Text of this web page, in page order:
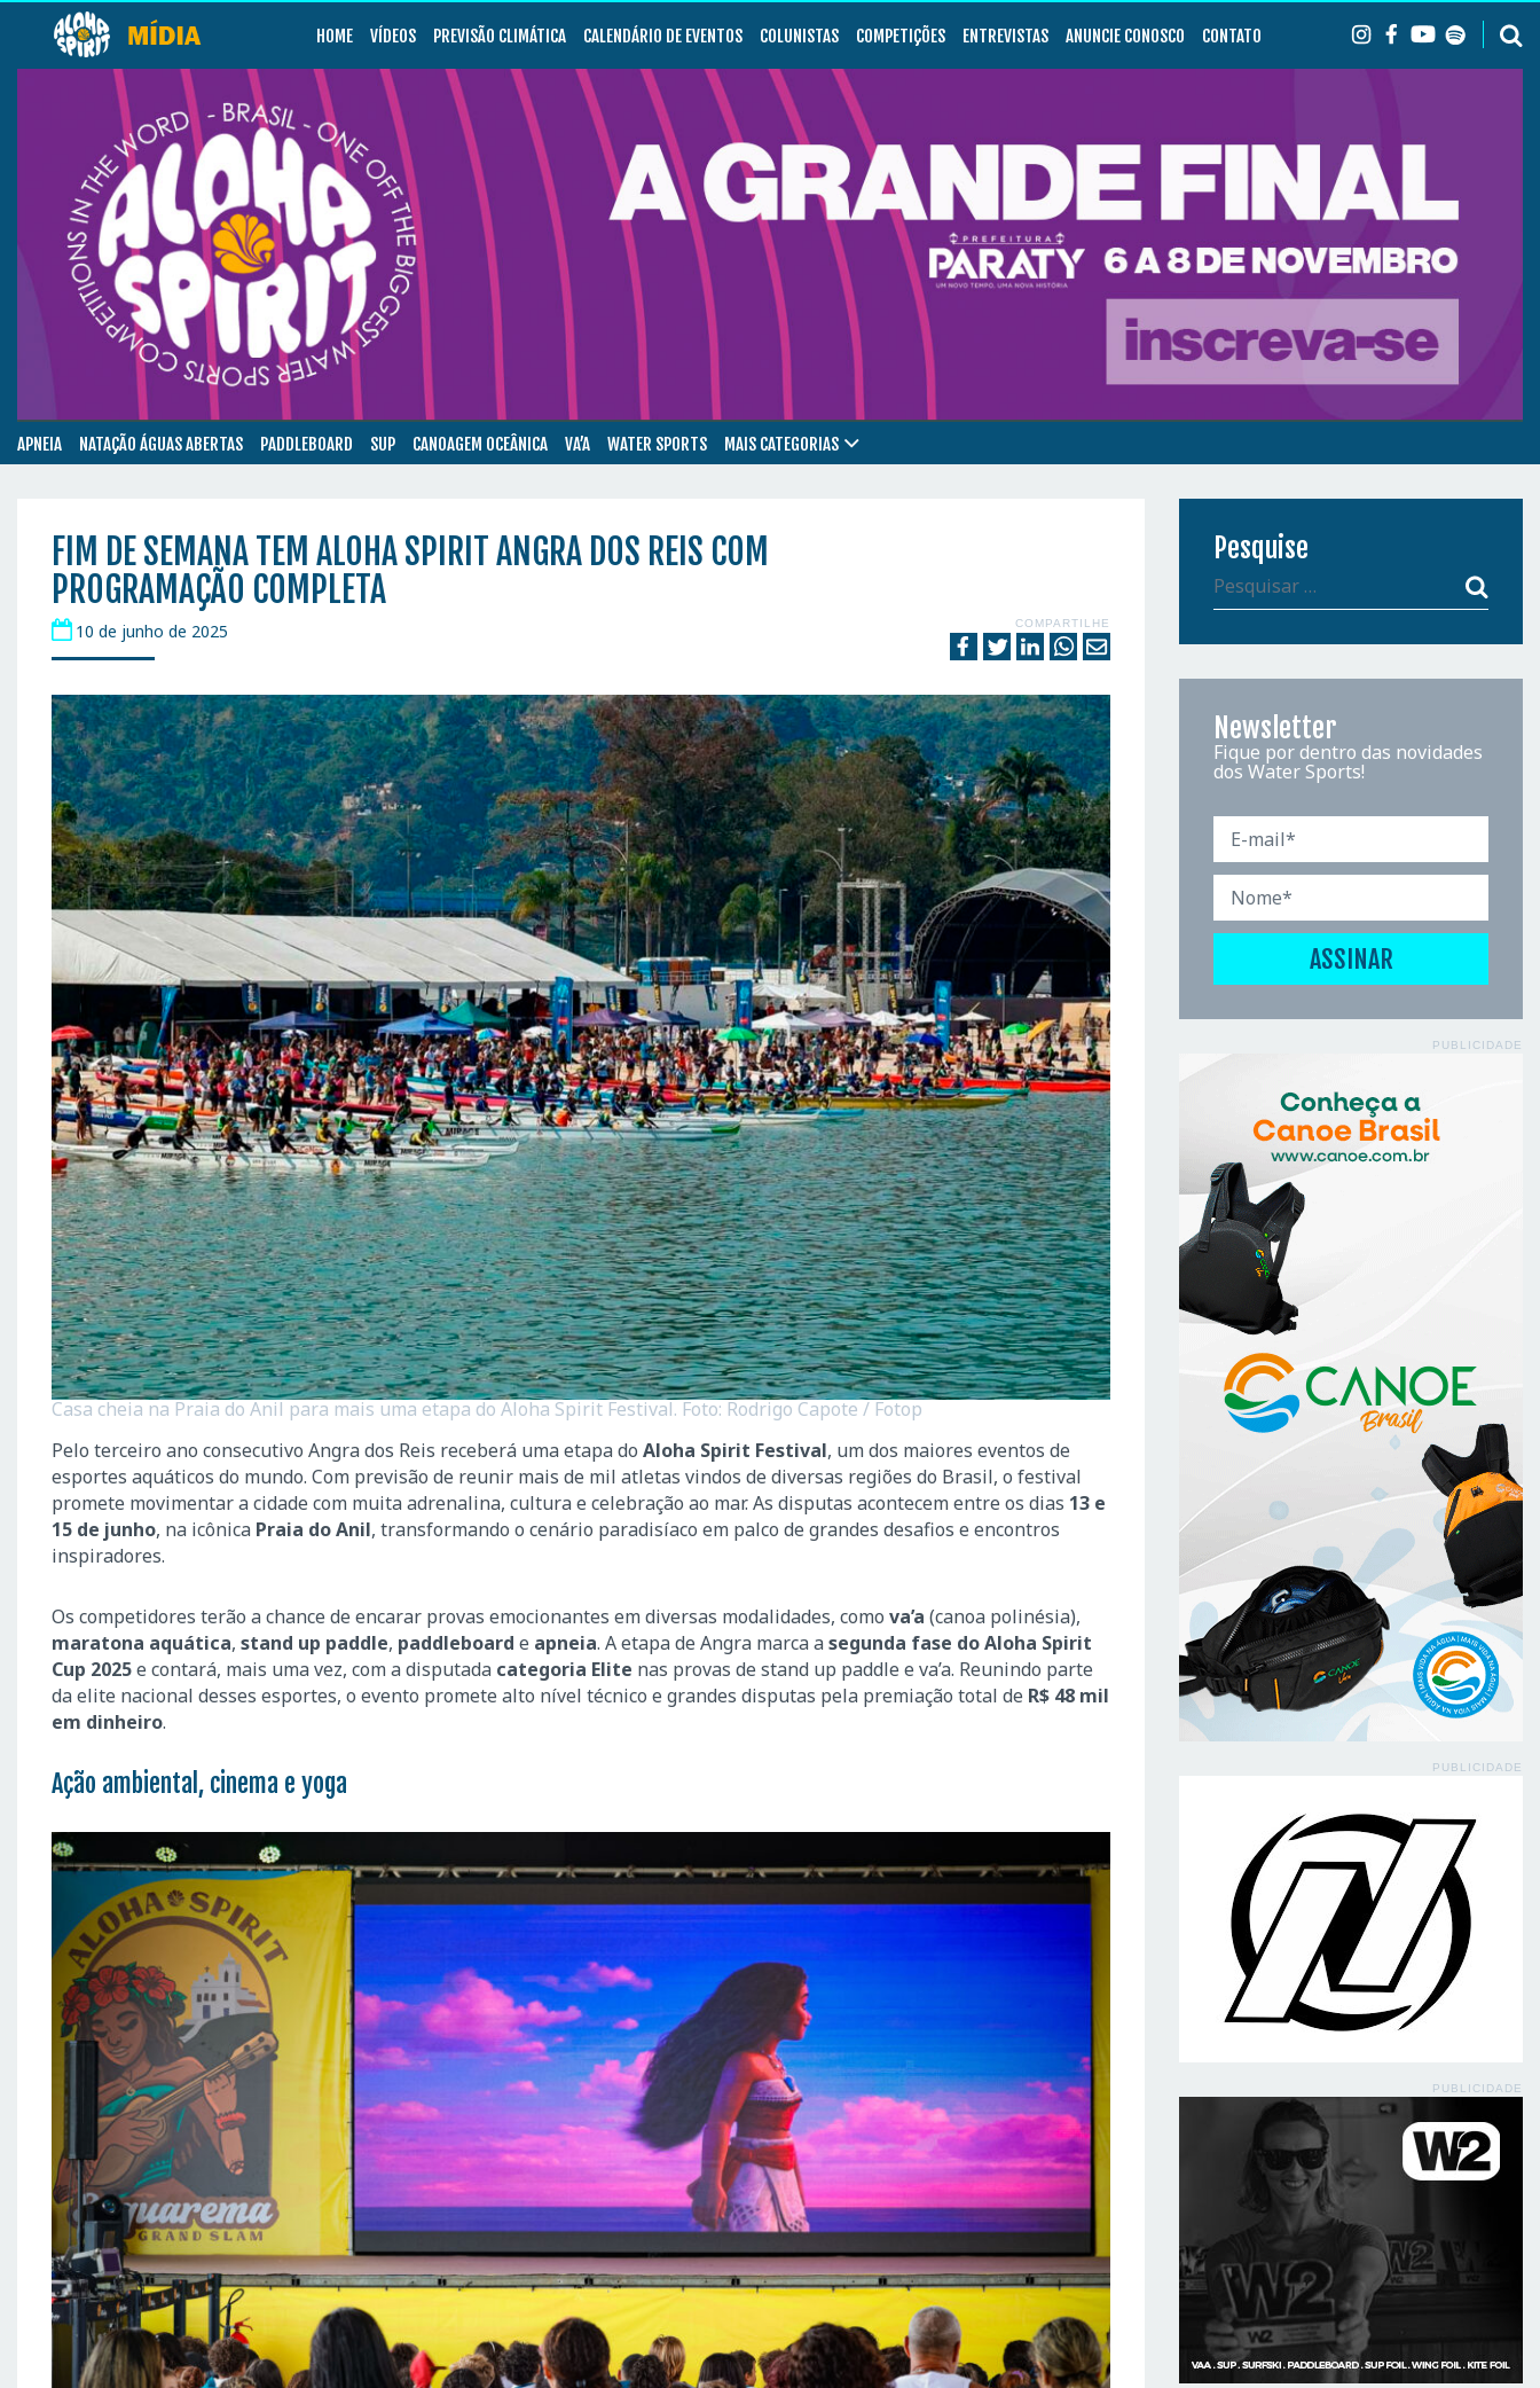
HOME VÍDEOS PREVISÃO CLIMÁTICA CALENDÁRIO DE EVENTOS COLUNISTAS COMPETIÇÕES ENTREVISTAS ANUNCIE CONOSCO CONTATO
APNEIA NATAÇÃO ÁGUAS ABERTAS PADDLEBOARD SUP CANOAGEM OCEÂNICA VA’A WATER SPORTS MAIS CATEGORIAS
FIM DE SEMANA TEM ALOHA SPIRIT ANGRA DOS REIS COM
PROGRAMAÇÃO COMPLETA
10 de junho de 2025 COMPARTILHE
Casa cheia na Praia do Anil para mais uma etapa do Aloha Spirit Festival. Foto: Rodrigo Capote / Fotop
Pelo terceiro ano consecutivo Angra dos Reis receberá uma etapa do Aloha Spirit Festival, um dos maiores eventos de
esportes aquáticos do mundo. Com previsão de reunir mais de mil atletas vindos de diversas regiões do Brasil, o festival
promete movimentar a cidade com muita adrenalina, cultura e celebração ao mar. As disputas acontecem entre os dias 13 e
15 de junho, na icônica Praia do Anil, transformando o cenário paradisíaco em palco de grandes desafios e encontros
inspiradores.
Os competidores terão a chance de encarar provas emocionantes em diversas modalidades, como va’a (canoa polinésia),
maratona aquática, stand up paddle, paddleboard e apneia. A etapa de Angra marca asegunda fase do Aloha Spirit
Cup 2025e contará, mais uma vez, com a disputada categoria Elite nas provas de stand up paddle e va’a. Reunindo parte
da elite nacional desses esportes, o evento promete alto nível técnico e grandes disputas pela premiação total de R$ 48 mil
em dinheiro.
Ação ambiental, cinema e yoga
Pesquise
Newsletter
Fique por dentro das novidades
dos Water Sports!
PUBLICIDADE
PUBLICIDADE
PUBLICIDADE